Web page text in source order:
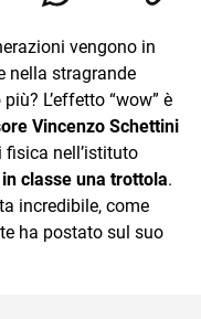
nella scrittura di articoli
vengono in
nella stragrande
L’effetto “wow” è
Vincenzo Schettini
fisica nell’istituto
classe una trottola.
incredibile, come
ha postato sul suo